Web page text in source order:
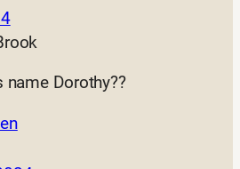
name Dorothy??